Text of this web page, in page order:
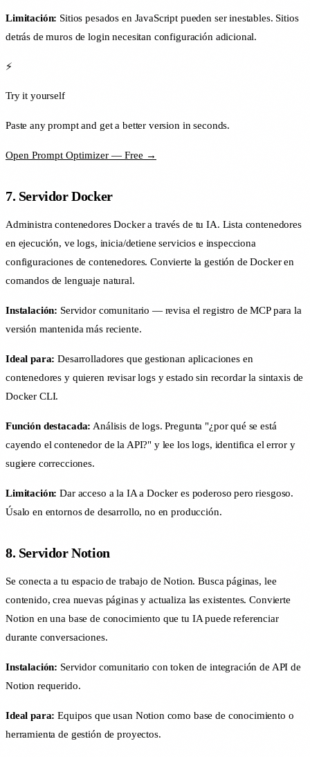
Limitación: Sitios pesados en JavaScript pueden ser inestables. Sitios
detrás de muros de login necesitan configuración adicional.
⚡
Try it yourself
Paste any prompt and get a better version in seconds.
Open Prompt Optimizer — Free →
7. Servidor Docker
Administra contenedores Docker a través de tu IA. Lista contenedores
en ejecución, ve logs, inicia/detiene servicios e inspecciona
configuraciones de contenedores. Convierte la gestión de Docker en
comandos de lenguaje natural.
Instalación: Servidor comunitario — revisa el registro de MCP para la
versión mantenida más reciente.
Ideal para: Desarrolladores que gestionan aplicaciones en
contenedores y quieren revisar logs y estado sin recordar la sintaxis de
Docker CLI.
Función destacada: Análisis de logs. Pregunta "¿por qué se está
cayendo el contenedor de la API?" y lee los logs, identifica el error y
sugiere correcciones.
Limitación: Dar acceso a la IA a Docker es poderoso pero riesgoso.
Úsalo en entornos de desarrollo, no en producción.
8. Servidor Notion
Se conecta a tu espacio de trabajo de Notion. Busca páginas, lee
contenido, crea nuevas páginas y actualiza las existentes. Convierte
Notion en una base de conocimiento que tu IA puede referenciar
durante conversaciones.
Instalación: Servidor comunitario con token de integración de API de
Notion requerido.
Ideal para: Equipos que usan Notion como base de conocimiento o
herramienta de gestión de proyectos.